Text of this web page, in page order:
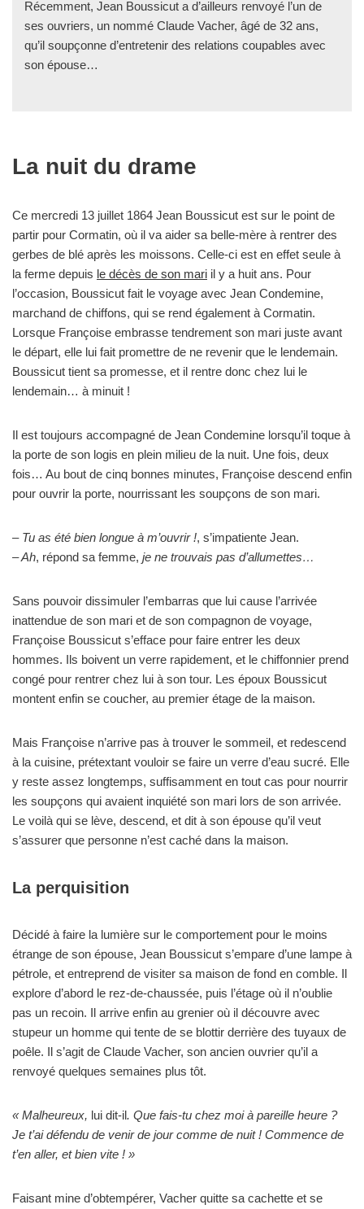
Récemment, Jean Boussicut a d’ailleurs renvoyé l’un de
ses ouvriers, un nommé Claude Vacher, âgé de 32 ans,
qu’il soupçonne d’entretenir des relations coupables avec
son épouse…
La nuit du drame
Ce mercredi 13 juillet 1864 Jean Boussicut est sur le point de
partir pour Cormatin, où il va aider sa belle-mère à rentrer des
gerbes de blé après les moissons. Celle-ci est en effet seule à
la ferme depuis le décès de son mari il y a huit ans. Pour
l’occasion, Boussicut fait le voyage avec Jean Condemine,
marchand de chiffons, qui se rend également à Cormatin.
Lorsque Françoise embrasse tendrement son mari juste avant
le départ, elle lui fait promettre de ne revenir que le lendemain.
Boussicut tient sa promesse, et il rentre donc chez lui le
lendemain… à minuit !
Il est toujours accompagné de Jean Condemine lorsqu’il toque à
la porte de son logis en plein milieu de la nuit. Une fois, deux
fois… Au bout de cinq bonnes minutes, Françoise descend enfin
pour ouvrir la porte, nourrissant les soupçons de son mari.
– Tu as été bien longue à m’ouvrir !, s’impatiente Jean.
– Ah, répond sa femme, je ne trouvais pas d’allumettes…
Sans pouvoir dissimuler l’embarras que lui cause l’arrivée
inattendue de son mari et de son compagnon de voyage,
Françoise Boussicut s’efface pour faire entrer les deux
hommes. Ils boivent un verre rapidement, et le chiffonnier prend
congé pour rentrer chez lui à son tour. Les époux Boussicut
montent enfin se coucher, au premier étage de la maison.
Mais Françoise n’arrive pas à trouver le sommeil, et redescend
à la cuisine, prétextant vouloir se faire un verre d’eau sucré. Elle
y reste assez longtemps, suffisamment en tout cas pour nourrir
les soupçons qui avaient inquiété son mari lors de son arrivée.
Le voilà qui se lève, descend, et dit à son épouse qu’il veut
s’assurer que personne n’est caché dans la maison.
La perquisition
Décidé à faire la lumière sur le comportement pour le moins
étrange de son épouse, Jean Boussicut s’empare d’une lampe à
pétrole, et entreprend de visiter sa maison de fond en comble. Il
explore d’abord le rez-de-chaussée, puis l’étage où il n’oublie
pas un recoin. Il arrive enfin au grenier où il découvre avec
stupeur un homme qui tente de se blottir derrière des tuyaux de
poêle. Il s’agit de Claude Vacher, son ancien ouvrier qu’il a
renvoyé quelques semaines plus tôt.
« Malheureux, lui dit-il. Que fais-tu chez moi à pareille heure ?
Je t’ai défendu de venir de jour comme de nuit ! Commence de
t’en aller, et bien vite ! »
Faisant mine d’obtempérer, Vacher quitte sa cachette et se